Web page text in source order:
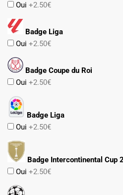
Oui +2.50€
Badge Liga
Oui +2.50€
Badge Coupe du Roi
Oui +2.50€
Badge Liga
Oui +2.50€
Badge Intercontinental Cup
Oui +2.50€